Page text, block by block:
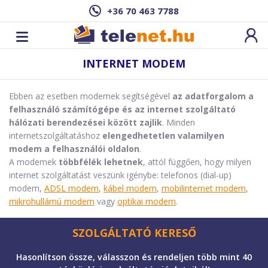
+36 70 463 7788
INTERNET MODEM
Ebben az esetben modemek segítségével az adatforgalom a
felhasználó számítógépe és az internet szolgáltató
hálózati berendezései között zajlik. Minden
internetszolgáltatáshoz elengedhetetlen valamilyen
modem a felhasználói oldalon.
A modemek többfélék lehetnek, attól függően, hogy milyen
internet szolgáltatást veszünk igénybe: telefonos (dial-up)
modem, ADSL modem, kábel modem, mobilinternet modem,
mikrohullámú modem vagy optikai modem.
SZOLGÁLTATÓ KERESŐ
Hasonlítson össze, válasszon és rendeljen több mint 40